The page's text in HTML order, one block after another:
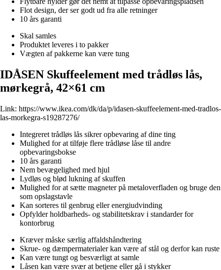
Flot design, der ser godt ud fra alle retninger
10 års garanti
Skal samles
Produktet leveres i to pakker
Vægten af pakkerne kan være tung
IDÅSEN Skuffeelement med trådløs lås,
mørkegrå, 42×61 cm
Link: https://www.ikea.com/dk/da/p/idasen-skuffeelement-med-tradlos-
las-morkegra-s19287276/
Integreret trådløs lås sikrer opbevaring af dine ting
Mulighed for at tilføje flere trådløse låse til andre
opbevaringsbokse
10 års garanti
Nem bevægelighed med hjul
Lydløs og blød lukning af skuffen
Mulighed for at sætte magneter på metaloverfladen og bruge den
som opslagstavle
Kan sorteres til genbrug eller energiudvinding
Opfylder holdbarheds- og stabilitetskrav i standarder for
kontorbrug
Kræver måske særlig affaldshåndtering
Skrue- og dæmpermaterialer kan være af stål og derfor kan ruste
Kan være tungt og besværligt at samle
Låsen kan være svær at betjene eller gå i stykker